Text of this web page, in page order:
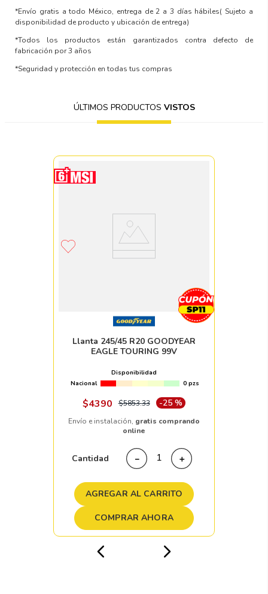
*Envío gratis a todo México, entrega de 2 a 3 días hábiles( Sujeto a
disponibilidad de producto y ubicación de entrega)
*Todos los productos están garantizados contra defecto de
fabricación por 3 años
*Seguridad y protección en todas tus compras
ÚLTIMOS PRODUCTOS VISTOS
Llanta 245/45 R20 GOODYEAR
EAGLE TOURING 99V
Disponibilidad
Nacional
0 pzs
$4390 $5853.33 -25 %
Envío e instalación, gratis comprando
online
Cantidad ＋
－
AGREGAR AL CARRITO
COMPRAR AHORA